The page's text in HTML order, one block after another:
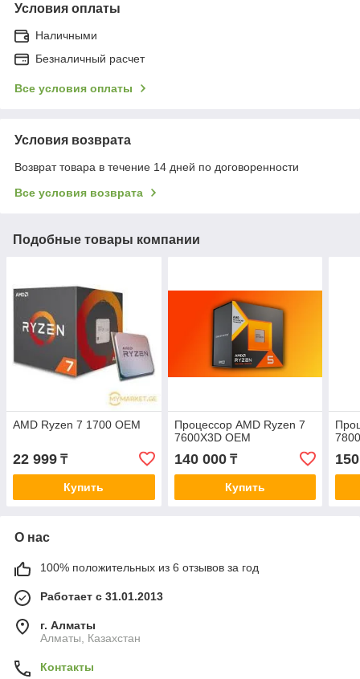
Условия оплаты
Наличными
Безналичный расчет
Все условия оплаты
Условия возврата
Возврат товара в течение 14 дней по договоренности
Все условия возврата
Подобные товары компании
AMD Ryzen 7 1700 OEM
22 999 ₸
Купить
Процессор AMD Ryzen 7
7600X3D OEM
140 000₸
Купить
О нас
100% положительных из 6 отзывов за год
Работает с 31.01.2013
г. Алматы
Алматы, Казахстан
Контакты